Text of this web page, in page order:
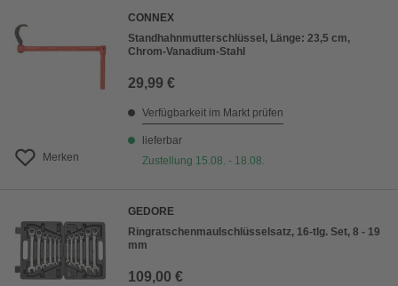
Merken
CONNEX
Standhahnmutterschlüssel, Länge: 23,5 cm,
Chrom-Vanadium-Stahl
29,99 €
Verfügbarkeit im Markt prüfen
lieferbar
Zustellung 15.08. - 18.08.
GEDORE
Ringratschenmaulschlüsselsatz, 16-tlg. Set, 8 - 19
mm
109,00 €